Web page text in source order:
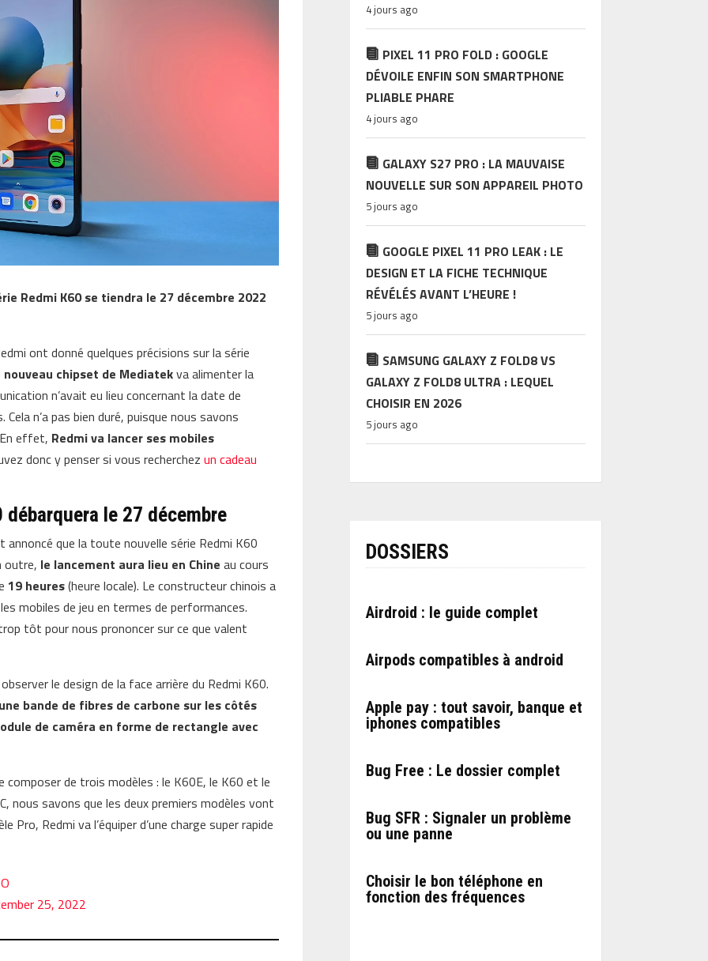
Redmi K60 se tiendra le 27 décembre 2022
ont donné quelques précisions sur la série
nouveau chipset de Mediatekva alimenter la
n’avait eu lieu concernant la date de
n’a pas bien duré, puisque nous savons
effet, Redmi va lancer ses mobiles
donc y penser si vous recherchezun cadeau
le 27 décembre
que la toute nouvelle série Redmi K60
outre, le lancement aura lieu en Chine au cours
19 heures(heure locale). Le constructeur chinois a
mobiles de jeu en termes de performances.
tôt pour nous prononcer sur ce que valent
le design de la face arrière du Redmi K60.
une bande de fibres de carbone sur les côtés
de caméra en forme de rectangle avec
de trois modèles : le K60E, le K60 et le
nous savons que les deux premiers modèles vont
Pro, Redmi va l’équiper d’une charge super rapide
25, 2022
4 jours ago
PIXEL 11 PRO FOLD : GOOGLE
DÉVOILE ENFIN SON SMARTPHONE
PLIABLE PHARE
4 jours ago
GALAXY S27 PRO : LA MAUVAISE
NOUVELLE SUR SON APPAREIL PHOTO
5 jours ago
GOOGLE PIXEL 11 PRO LEAK : LE
DESIGN ET LA FICHE TECHNIQUE
RÉVÉLÉS AVANT L’HEURE !
5 jours ago
SAMSUNG GALAXY Z FOLD8 VS
GALAXY Z FOLD8 ULTRA : LEQUEL
CHOISIR EN 2026
5 jours ago
DOSSIERS
Airdroid : le guide complet
Airpods compatibles à android
Apple pay : tout savoir, banque et
iphones compatibles
Bug Free : Le dossier complet
Bug SFR : Signaler un problème
ou une panne
Choisir le bon téléphone en
fonction des fréquences